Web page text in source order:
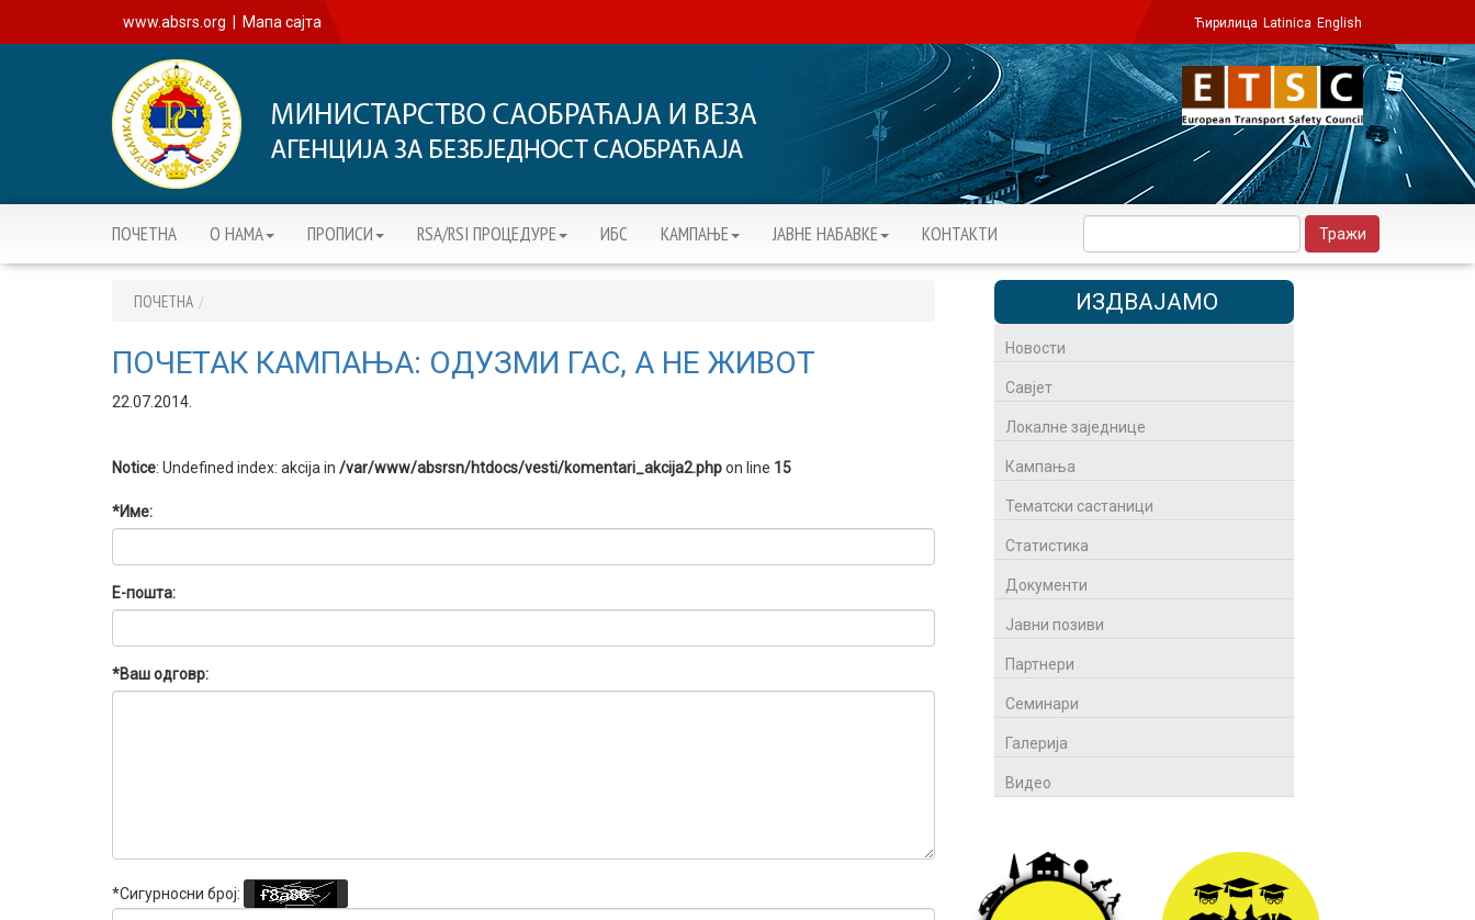
www.absrs.org Мапа сајта Ћирилица Latinica English
ПОЧЕТНА О НАМА ПРОПИСИ RSA/RSI ПРОЦЕДУРЕ ИБС KАМПАЊЕ ЈАВНЕ НАБАВКЕ КОНТАКТИ
ПОЧЕТНА
ПОЧЕТАК КАМПАЊА: ОДУЗМИ ГАС, А НЕ ЖИВОТ
22.07.2014.
Notice: Undefined index: akcija in /var/www/absrsn/htdocs/vesti/komentari_akcija2.phpon line 15
*Име:
Е-пошта:
*Ваш одговр:
*Сигурносни број:
ИЗДВАЈАМО
Новости
Савјет
Локалне заједнице
Кампања
Тематски састаници
Статистика
Документи
Јавни позиви
Партнери
Семинари
Галерија
Видео